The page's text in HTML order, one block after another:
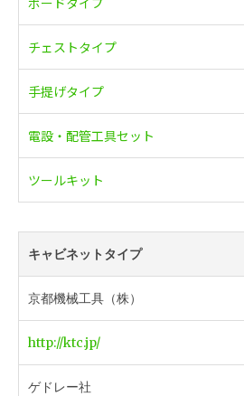
チェストタイプ
手提げタイプ
電設・配管工具セット
ツールキット
キャビネットタイプ
京都機械工具（株）
http://ktc.jp/
ゲドレー社